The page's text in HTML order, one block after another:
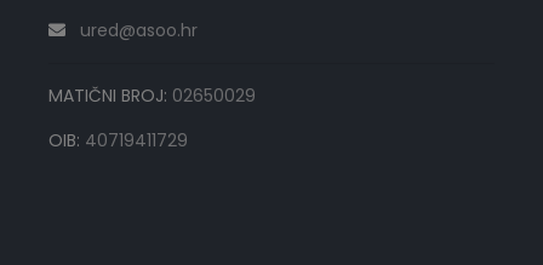
ured@asoo.hr
MATIČNI BROJ: 02650029
OIB: 40719411729